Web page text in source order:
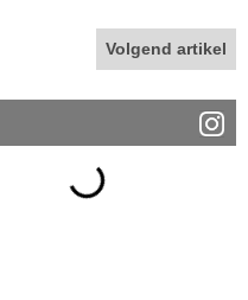
Volgend artikel